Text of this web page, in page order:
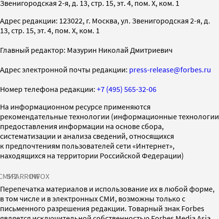
Звенигородская 2-я, д. 13, стр. 15, эт. 4, пом. X, ком. 1
Адрес редакции: 123022, г. Москва, ул. Звенигородская 2-я, д.
13, стр. 15, эт. 4, пом. X, ком. 1
Главный редактор: Мазурин Николай Дмитриевич
Адрес электронной почты редакции: press-release@forbes.ru
Номер телефона редакции: +7 (495) 565-32-06
На информационном ресурсе применяются
рекомендательные технологии (информационные технологии
предоставления информации на основе сбора,
систематизации и анализа сведений, относящихся
к предпочтениям пользователей сети «Интернет»,
находящихся на территории Российской Федерации)
SPARROWINFOX
Перепечатка материалов и использование их в любой форме,
в том числе и в электронных СМИ, возможны только с
письменного разрешения редакции. Товарный знак Forbes